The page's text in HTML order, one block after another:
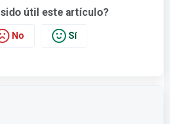
sido útil este artículo?
No Sí